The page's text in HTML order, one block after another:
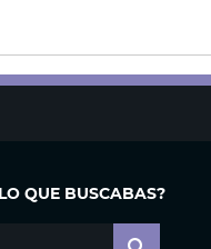
QUE BUSCABAS?